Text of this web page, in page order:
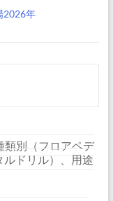
2026年
類別（フロアペデ
ドリル）、用途